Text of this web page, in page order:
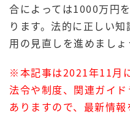
合によっては1000万円
ります。法的に正しい
用の見直しを進めましょ
※本記事は2021年11月
法令や制度、関連ガイ
ありますので、最新情報